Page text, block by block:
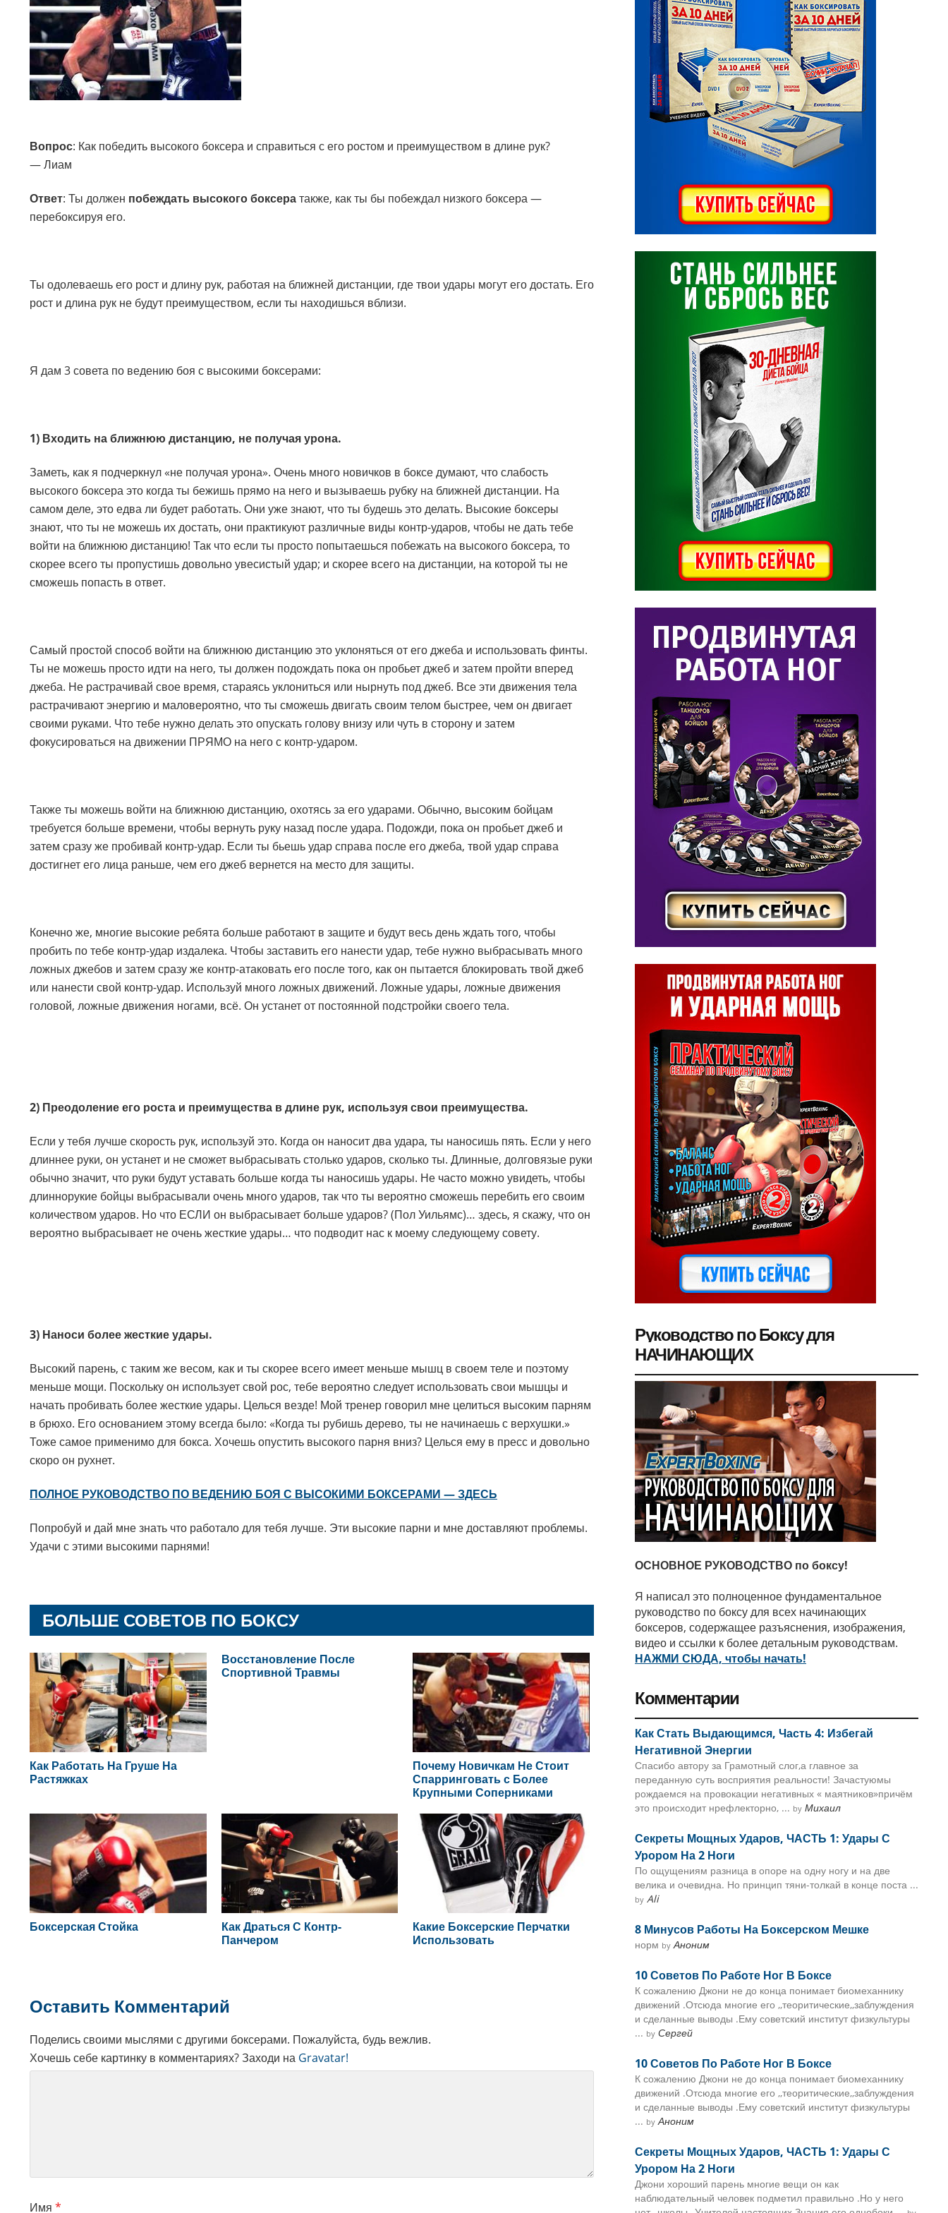
Вопрос: Как победить высокого боксера и справиться с его ростом и преимуществом в длине рук?
— Лиам
Ответ: Ты должен побеждать высокого боксератакже, как ты бы побеждал низкого боксера —
перебоксируя его.
Ты одолеваешь его рост и длину рук, работая на ближней дистанции, где твои удары могут его достать. Его
рост и длина рук не будут преимуществом, если ты находишься вблизи.
Я дам 3 совета по ведению боя с высокими боксерами:
1) Входить на ближнюю дистанцию, не получая урона.
Заметь, как я подчеркнул «не получая урона». Очень много новичков в боксе думают, что слабость
высокого боксера это когда ты бежишь прямо на него и вызываешь рубку на ближней дистанции. На
самом деле, это едва ли будет работать. Они уже знают, что ты будешь это делать. Высокие боксеры
знают, что ты не можешь их достать, они практикуют различные виды контр-ударов, чтобы не дать тебе
войти на ближнюю дистанцию! Так что если ты просто попытаешься побежать на высокого боксера, то
скорее всего ты пропустишь довольно увесистый удар; и скорее всего на дистанции, на которой ты не
сможешь попасть в ответ.
Самый простой способ войти на ближнюю дистанцию это уклоняться от его джеба и использовать финты.
Ты не можешь просто идти на него, ты должен подождать пока он пробьет джеб и затем пройти вперед
джеба. Не растрачивай свое время, стараясь уклониться или нырнуть под джеб. Все эти движения тела
растрачивают энергию и маловероятно, что ты сможешь двигать своим телом быстрее, чем он двигает
своими руками. Что тебе нужно делать это опускать голову внизу или чуть в сторону и затем
фокусироваться на движении ПРЯМО на него с контр-ударом.
Также ты можешь войти на ближнюю дистанцию, охотясь за его ударами. Обычно, высоким бойцам
требуется больше времени, чтобы вернуть руку назад после удара. Подожди, пока он пробьет джеб и
затем сразу же пробивай контр-удар. Если ты бьешь удар справа после его джеба, твой удар справа
достигнет его лица раньше, чем его джеб вернется на место для защиты.
Конечно же, многие высокие ребята больше работают в защите и будут весь день ждать того, чтобы
пробить по тебе контр-удар издалека. Чтобы заставить его нанести удар, тебе нужно выбрасывать много
ложных джебов и затем сразу же контр-атаковать его после того, как он пытается блокировать твой джеб
или нанести свой контр-удар. Используй много ложных движений. Ложные удары, ложные движения
головой, ложные движения ногами, всё. Он устанет от постоянной подстройки своего тела.
2) Преодоление его роста и преимущества в длине рук, используя свои преимущества.
Если у тебя лучше скорость рук, используй это. Когда он наносит два удара, ты наносишь пять. Если у него
длиннее руки, он устанет и не сможет выбрасывать столько ударов, сколько ты. Длинные, долговязые руки
обычно значит, что руки будут уставать больше когда ты наносишь удары. Не часто можно увидеть, чтобы
длиннорукие бойцы выбрасывали очень много ударов, так что ты вероятно сможешь перебить его своим
количеством ударов. Но что ЕСЛИ он выбрасывает больше ударов? (Пол Уильямс)… здесь, я скажу, что он
вероятно выбрасывает не очень жесткие удары… что подводит нас к моему следующему совету.
3) Наноси более жесткие удары.
Высокий парень, с таким же весом, как и ты скорее всего имеет меньше мышц в своем теле и поэтому
меньше мощи. Поскольку он использует свой рос, тебе вероятно следует использовать свои мышцы и
начать пробивать более жесткие удары. Целься везде! Мой тренер говорил мне целиться высоким парням
в брюхо. Его основанием этому всегда было: «Когда ты рубишь дерево, ты не начинаешь с верхушки.»
Тоже самое применимо для бокса. Хочешь опустить высокого парня вниз? Целься ему в пресс и довольно
скоро он рухнет.
ПОЛНОЕ РУКОВОДСТВО ПО ВЕДЕНИЮ БОЯ С ВЫСОКИМИ БОКСЕРАМИ — ЗДЕСЬ
Попробуй и дай мне знать что работало для тебя лучше. Эти высокие парни и мне доставляют проблемы.
Удачи с этими высокими парнями!
БОЛЬШЕ СОВЕТОВ ПО БОКСУ
Как Работать На Груше На
Растяжках
Восстановление После
Спортивной Травмы
Почему Новичкам Не Стоит
Спарринговать с Более
Крупными Соперниками
Боксерская Стойка
Как Драться С Контр-
Панчером
Какие Боксерские Перчатки
Использовать
Reader
Interactions
Оставить Комментарий
Поделись своими мыслями с другими боксерами. Пожалуйста, будь вежлив.
Хочешь себе картинку в комментариях? Заходи на Gravatar!
Имя *
Руководство по Боксу для
НАЧИНАЮЩИХ
ОСНОВНОЕ РУКОВОДСТВО по боксу!
Я написал это полноценное фундаментальное
руководство по боксу для всех начинающих
боксеров, содержащее разъяснения, изображения,
видео и ссылки к более детальным руководствам.
НАЖМИ СЮДА, чтобы начать!
Комментарии
Как Стать Выдающимся, Часть 4: Избегай
Негативной Энергии
Спасибо автору за Грамотный слог,а главное за
переданную суть восприятия реальности! Зачастуюмы
рождаемся на провокации негативных « маятников»причём
это происходит нрефлекторно, ... by Михаил
Секреты Мощных Ударов, ЧАСТЬ 1: Удары С
Урором На 2 Ноги
По ощущениям разница в опоре на одну ногу и на две
велика и очевидна. Но принцип тяни-толкай в конце поста ...
by Ali
8 Минусов Работы На Боксерском Мешке
норм by Аноним
10 Советов По Работе Ног В Боксе
К сожалению Джони не до конца понимает биомеханнику
движений .Отсюда многие его ,,теоритические,,заблуждения
и сделанные выводы .Ему советский институт физкультуры
... by Сергей
10 Советов По Работе Ног В Боксе
К сожалению Джони не до конца понимает биомеханнику
движений .Отсюда многие его ,,теоритические,,заблуждения
и сделанные выводы .Ему советский институт физкультуры
... by Аноним
Секреты Мощных Ударов, ЧАСТЬ 1: Удары С
Урором На 2 Ноги
Джони хороший парень многие вещи он как
наблюдательный человек подметил правильно .Но у него